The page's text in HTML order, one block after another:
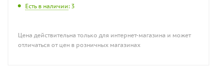
Есть в наличии: 3
Цена действительна только для интернет-магазина и может
отличаться от цен в розничных магазинах